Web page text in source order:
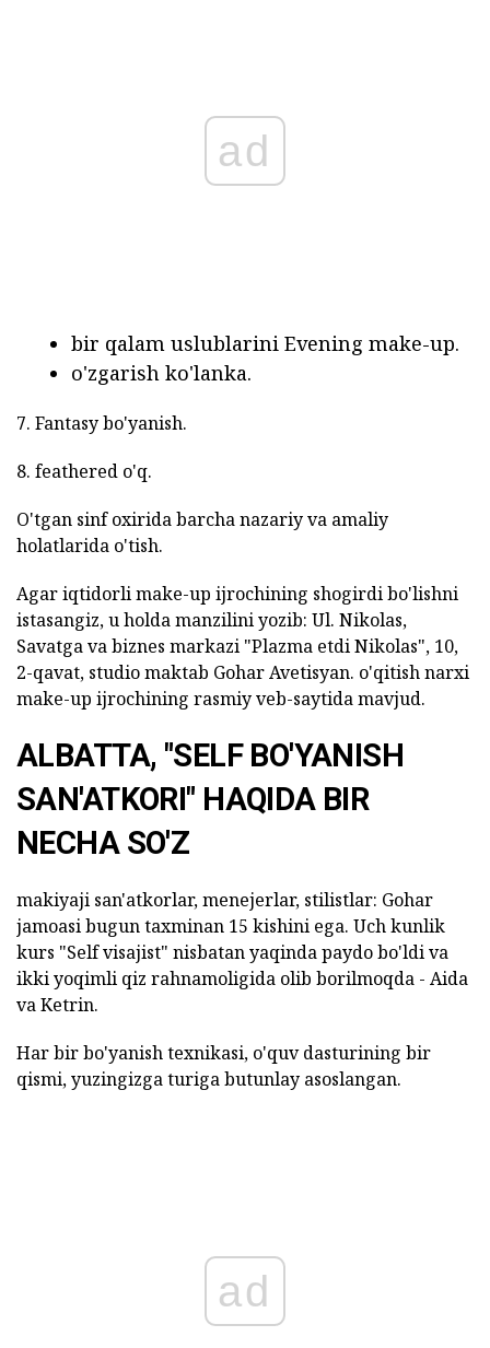
ad
bir qalam uslublarini Evening make-up.
o'zgarish ko'lanka.
7. Fantasy bo'yanish.
8. feathered o'q.
O'tgan sinf oxirida barcha nazariy va amaliy
holatlarida o'tish.
Agar iqtidorli make-up ijrochining shogirdi bo'lishni
istasangiz, u holda manzilini yozib: Ul. Nikolas,
Savatga va biznes markazi "Plazma etdi Nikolas", 10,
2-qavat, studio maktab Gohar Avetisyan. o'qitish narxi
make-up ijrochining rasmiy veb-saytida mavjud.
ALBATTA, "SELF BO'YANISH
SAN'ATKORI" HAQIDA BIR
NECHA SO'Z
makiyaji san'atkorlar, menejerlar, stilistlar: Gohar
jamoasi bugun taxminan 15 kishini ega. Uch kunlik
kurs "Self visajist" nisbatan yaqinda paydo bo'ldi va
ikki yoqimli qiz rahnamoligida olib borilmoqda - Aida
va Ketrin.
Har bir bo'yanish texnikasi, o'quv dasturining bir
qismi, yuzingizga turiga butunlay asoslangan.
ad